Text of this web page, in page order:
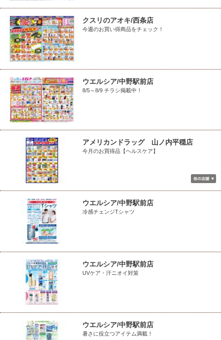
クスリのアオキ/西条店
今週のお買い得商品をチェック！
ウエルシア/中野駅前店
8/5～8/9 チラシ掲載中！
アメリカンドラッグ 山ノ内平穏店
今月のお買得品【ヘルスケア】
ウエルシア/中野駅前店
冷感チェンジTシャツ
ウエルシア/中野駅前店
UVケア・汗ニオイ対策
ウエルシア/中野駅前店
暑さに役立つアイテム満載！